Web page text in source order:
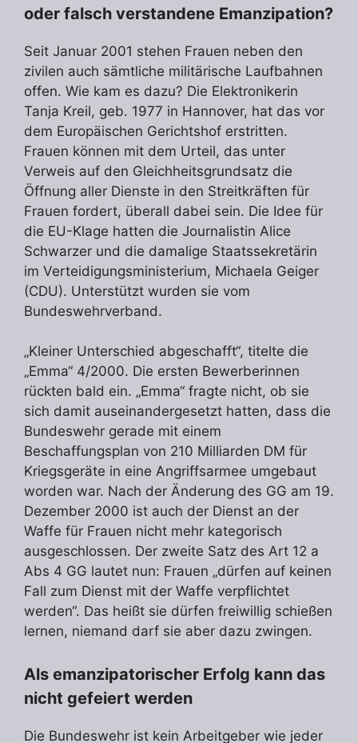
oder falsch verstandene Emanzipation?
Seit Januar 2001 stehen Frauen neben den
zivilen auch sämtliche militärische Laufbahnen
offen. Wie kam es dazu? Die Elektronikerin
Tanja Kreil, geb. 1977 in Hannover, hat das vor
dem Europäischen Gerichtshof erstritten.
Frauen können mit dem Urteil, das unter
Verweis auf den Gleichheitsgrundsatz die
Öffnung aller Dienste in den Streitkräften für
Frauen fordert, überall dabei sein. Die Idee für
die EU-Klage hatten die Journalistin Alice
Schwarzer und die damalige Staatssekretärin
im Verteidigungsministerium, Michaela Geiger
(CDU). Unterstützt wurden sie vom
Bundeswehrverband.
„Kleiner Unterschied abgeschafft“, titelte die
„Emma“ 4/2000. Die ersten Bewerberinnen
rückten bald ein. „Emma“ fragte nicht, ob sie
sich damit auseinandergesetzt hatten, dass die
Bundeswehr gerade mit einem
Beschaffungsplan von 210 Milliarden DM für
Kriegsgeräte in eine Angriffsarmee umgebaut
worden war. Nach der Änderung des GG am 19.
Dezember 2000 ist auch der Dienst an der
Waffe für Frauen nicht mehr kategorisch
ausgeschlossen. Der zweite Satz des Art 12 a
Abs 4 GG lautet nun: Frauen „dürfen auf keinen
Fall zum Dienst mit der Waffe verpflichtet
werden“. Das heißt sie dürfen freiwillig schießen
lernen, niemand darf sie aber dazu zwingen.
Als emanzipatorischer Erfolg kann das
nicht gefeiert werden
Die Bundeswehr ist kein Arbeitgeber wie jeder